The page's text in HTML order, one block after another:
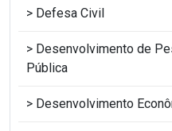
Defesa Civil
Desenvolvimento de
Pública
Desenvolvimento